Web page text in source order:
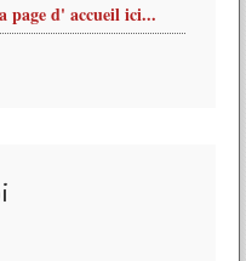
page d' accueil ici...